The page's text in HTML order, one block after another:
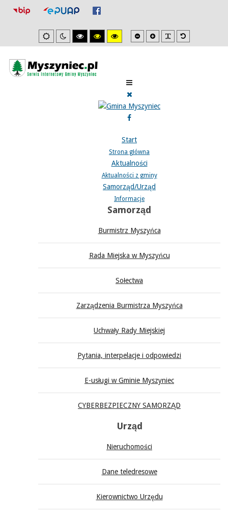
Ustawienia
domyslne
Tryb
nocny
Wysoki
kontrast
Wysoki
kontrast
Wysoki
kontrast
Mniejsza
czcionka
Zwiększona
czcionka
Domyślna
czcionka
Start
Strona główna
Aktualności
Aktualności z gminy
Samorząd/Urząd
Informacje
Samorząd
Burmistrz Myszyńca
Rada Miejska w Myszyńcu
Sołectwa
Zarządzenia Burmistrza Myszyńca
Uchwały Rady Miejskiej
Pytania, interpelacje i odpowiedzi
E-usługi w Gminie Myszyniec
CYBERBEZPIECZNY SAMORZĄD
Urząd
Nieruchomości
Dane teledresowe
Kierownictwo Urzędu